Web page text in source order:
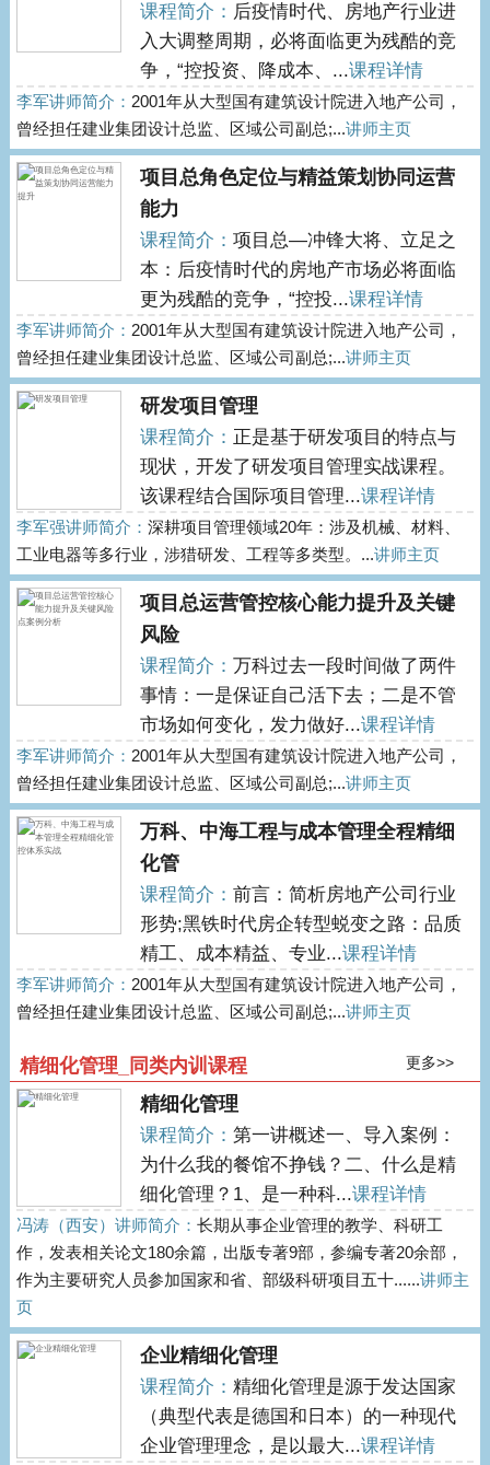
课程简介： 后疫情时代、房地产行业进
入大调整周期，必将面临更为残酷的竞
争，“控投资、降成本、...课程详情
李军讲师简介： 2001年从大型国有建筑设计院进入地产公司，
曾经担任建业集团设计总监、区域公司副总;...讲师主页
项目总角色定位与精益策划协同运营
能力
课程简介：项目总—冲锋大将、立足之
本：后疫情时代的房地产市场必将面临
更为残酷的竞争，“控投...课程详情
李军讲师简介： 2001年从大型国有建筑设计院进入地产公司，
曾经担任建业集团设计总监、区域公司副总;...讲师主页
研发项目管理
课程简介： 正是基于研发项目的特点与
现状，开发了研发项目管理实战课程。
该课程结合国际项目管理...课程详情
李军强讲师简介： 深耕项目管理领域20年：涉及机械、材料、
工业电器等多行业，涉猎研发、工程等多类型。...讲师主页
项目总运营管控核心能力提升及关键
风险
课程简介：万科过去一段时间做了两件
事情：一是保证自己活下去；二是不管
市场如何变化，发力做好...课程详情
李军讲师简介： 2001年从大型国有建筑设计院进入地产公司，
曾经担任建业集团设计总监、区域公司副总;...讲师主页
万科、中海工程与成本管理全程精细
化管
课程简介：前言：简析房地产公司行业
形势;黑铁时代房企转型蜕变之路：品质
精工、成本精益、专业...课程详情
李军讲师简介： 2001年从大型国有建筑设计院进入地产公司，
曾经担任建业集团设计总监、区域公司副总;...讲师主页
精细化管理_同类内训课程 更多>>
精细化管理
课程简介：第一讲概述一、导入案例：
为什么我的餐馆不挣钱？二、什么是精
细化管理？1、是一种科...课程详情
冯涛（西安）讲师简介： 长期从事企业管理的教学、科研工
作，发表相关论文180余篇，出版专著9部，参编专著20余部，
作为主要研究人员参加国家和省、部级科研项目五十......讲师主
页
企业精细化管理
课程简介：精细化管理是源于发达国家
（典型代表是德国和日本）的一种现代
企业管理理念，是以最大...课程详情